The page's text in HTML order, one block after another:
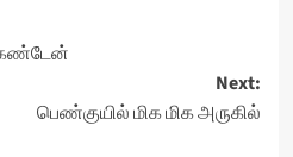
கண்டேன்
Next:
பெண்குயில் மிக மிக அருகில்